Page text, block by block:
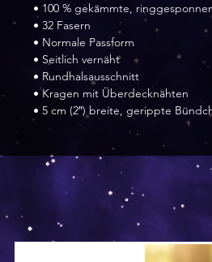
• 100 % gekämmte,
• 32 Fasern
• Normale Passform
• Seitlich vernäht
• Rundhalsausschnitt
• Kragen mit Überdecknähten
• 5 cm (2″) breite, gerippte